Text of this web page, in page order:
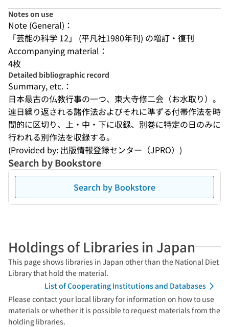
Notes on use
Note (General)：
「芸能の科学 12」 (平凡社1980年刊) の増訂・復刊
Accompanying material：
4枚
Detailed bibliographic record
Summary, etc.：
日本最古の仏教行事の一つ、東大寺修二会（お水取り）。
連日繰り返される諸作法およびそれに準ずる付帯作法を時
間的に区切り、上・中・下に収録、別巻に特定の日のみに
行われる別作法を収録する。
(Provided by: 出版情報登録センター（JPRO）)
Search by Bookstore
Search by Bookstore
Holdings of Libraries in Japan
This page shows libraries in Japan other than the National Diet
Library that hold the material.
List of Cooperating Institutions and Databases
Please contact your local library for information on how to use
materials or whether it is possible to request materials from the
holding libraries.